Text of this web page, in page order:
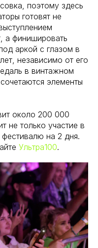
поэтому здесь
готовят не
а финишировать
аркой с глазом в
независимо от его
в винтажном
элементы
около 200 000
не только участие в
на 2 дня.
Ультра100.